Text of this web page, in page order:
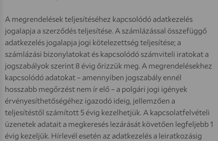
A megrendelések teljesítéséhez kapcsolódó adatkezelés
jogalapja a szerződés teljesítése. A számlázással összefüggő
adatkezelés jogalapja jogi kötelezettség teljesítése; a
számlázási bizonylatokat és kapcsolódó számviteli iratokat a
jogszabályok szerint 8 évig őrizzük meg. A megrendelésekhez
kapcsolódó adatokat – amennyiben jogszabály ennél
hosszabb megőrzést nem ír elő – a polgári jogi igények
érvényesíthetőségéhez igazodó ideig, jellemzően a
teljesítéstől számított 5 évig kezelhetjük. A kapcsolatfelvételi
üzenetek adatait a megkeresés lezárását követően legfeljebb 1
évig kezeljük. Hírlevél esetén az adatkezelés a leiratkozásig